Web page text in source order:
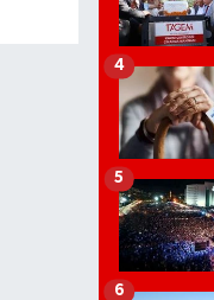
4
5
6